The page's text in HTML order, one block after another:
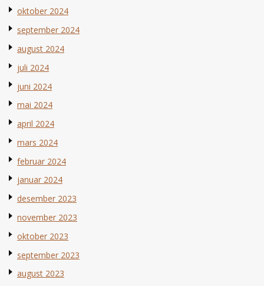
oktober 2024
september 2024
august 2024
juli 2024
juni 2024
mai 2024
april 2024
mars 2024
februar 2024
januar 2024
desember 2023
november 2023
oktober 2023
september 2023
august 2023